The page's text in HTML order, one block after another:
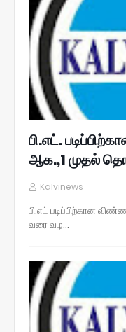
பி.எட்.
ஆக.,1 முதல்
Kalvinews
பி.எட் படிப்பிற்கான
வரை வழ…